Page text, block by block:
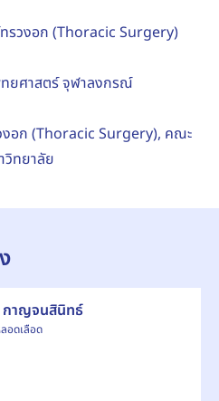
รวงอก (Thoracic Surgery)
ยศาสตร์ จุฬาลงกรณ์
อก (Thoracic Surgery), คณะ
ทยาลัย
กาญจนสินิทธ์
อดเลือด